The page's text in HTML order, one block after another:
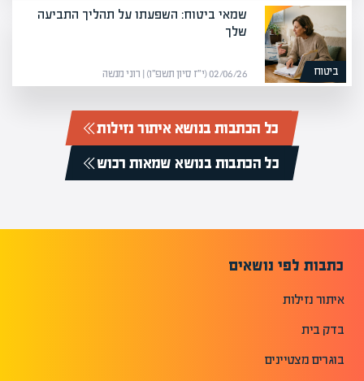
ביטוח
שמאי ביטוח: השפעתו על תהליך התביעה
שלך
02/06/26 (י״ז סיון תשפ״ו) | רוני מנשה
כל הכתבות בנושא איתור נזילות
כל הכתבות בנושא שמאות רכוש
כתבות לפי נושאים
איתור נזילות
בדק בית
בוגרים מצטיינים